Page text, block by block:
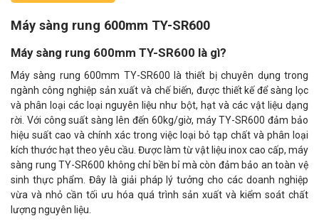
Máy sàng rung 600mm TY-SR600
Máy sàng rung 600mm TY-SR600 là gì?
Máy sàng rung 600mm TY-SR600 là thiết bị chuyên dụng trong
ngành công nghiệp sản xuất và chế biến, được thiết kế để sàng lọc
và phân loại các loại nguyên liệu như bột, hạt và các vật liệu dạng
rời. Với công suất sàng lên đến 60kg/giờ, máy TY-SR600 đảm bảo
hiệu suất cao và chính xác trong việc loại bỏ tạp chất và phân loại
kích thước hạt theo yêu cầu. Được làm từ vật liệu inox cao cấp, máy
sàng rung TY-SR600 không chỉ bền bỉ mà còn đảm bảo an toàn vệ
sinh thực phẩm. Đây là giải pháp lý tưởng cho các doanh nghiệp
vừa và nhỏ cần tối ưu hóa quá trình sản xuất và kiểm soát chất
lượng nguyên liệu.